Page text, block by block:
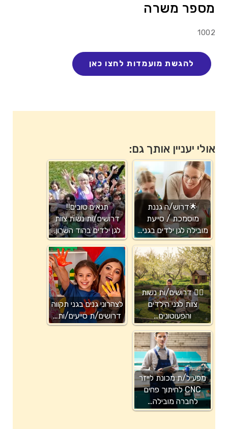
מספר משרה
1002
אולי יעניין אותך גם:
🌟דרוש/ה גננת
מוסמכת / סייעת
מובילה לגן ילדים בגני…
תנאים טובים!!
דרושים/ות נשות צוות
לגן ילדים בהוד השרון.
🧚‍♀️ דרושים/ות נשות
צוות לגני הילדים
והפעוטונים…
לצהרוני גנים בגני תקווה
דרושים/ת סייעים/ות…
מפעיל/ת מכונת לייזר
CNC לחיתוך פחים
לחברה מובילה…